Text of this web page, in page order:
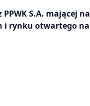
S.A. mającej
rynku otwartego